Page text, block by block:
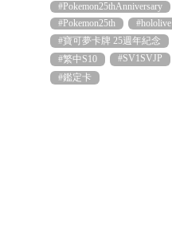
#Pokemon25thAnniversary
#Pokemon25th
#hololive
#寶可夢卡牌 25週年紀念
#繁中S10
#SV1SVJP
#鑑定卡